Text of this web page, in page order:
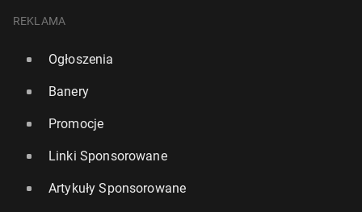
REKLAMA
Ogłoszenia
Banery
Promocje
Linki Sponsorowane
Artykuły Sponsorowane